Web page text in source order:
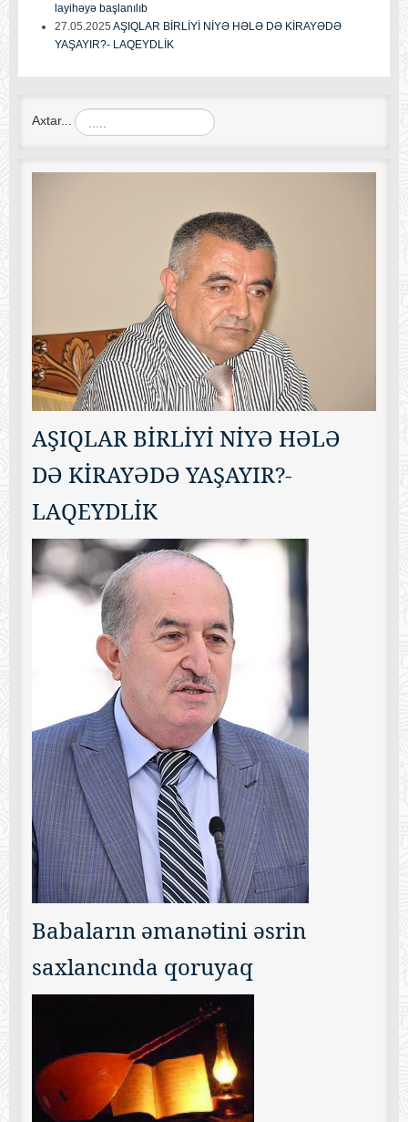
layihəyə başlanılıb
27.05.2025 AŞIQLAR BİRLİYİ NİYƏ HƏLƏ DƏ KİRAYƏDƏ
YAŞAYIR?- LAQEYDLİK
Axtar...
AŞIQLAR BİRLİYİ NİYƏ HƏLƏ
DƏ KİRAYƏDƏ YAŞAYIR?-
LAQEYDLİK
Babaların əmanətini əsrin
saxlancında qoruyaq